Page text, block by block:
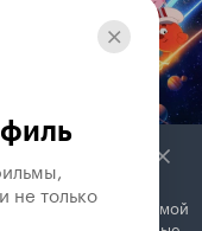
не только
Вместе с рекламой